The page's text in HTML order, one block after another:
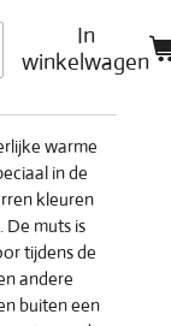
In
winkelwagen
warme
in de
kleuren
De muts is
tijdens de
andere
buiten een